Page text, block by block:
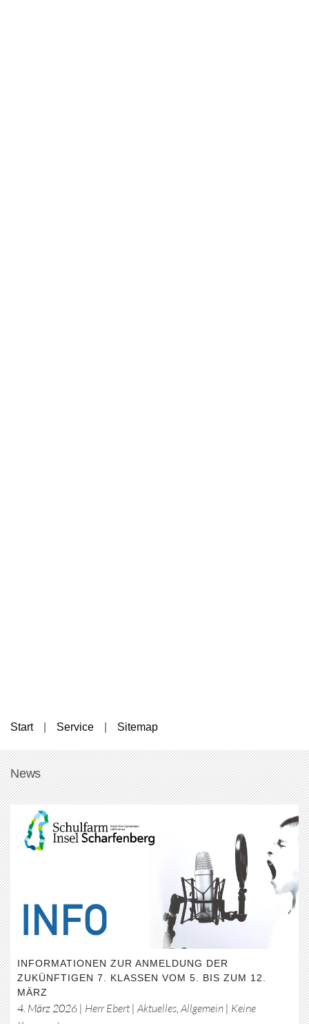
Start Service Sitemap
News
INFORMATIONEN ZUR ANMELDUNG DER
ZUKÜNFTIGEN 7. KLASSEN VOM 5. BIS ZUM 12.
MÄRZ
4. März 2026 | Herr Ebert| Aktuelles Allgemein | Keine